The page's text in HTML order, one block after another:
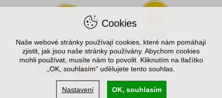
Cookies
Naše webové stránky používají cookies, které nám pomáhají
zjistit, jak jsou naše stránky používány. Abychom cookies
mohli používat, musíte nám to povolit. Kliknutím na tlačítko
„OK, souhlasím“ udělujete tento souhlas.
Nastavení OK, souhlasím